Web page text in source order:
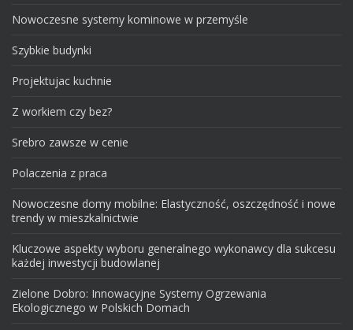
Nowoczesne systemy kominowe w przemyśle
Szybkie budynki
Projektujac kuchnie
Z workiem czy bez?
Srebro zawsze w cenie
Polaczenia z praca
Nowoczesne domy mobilne: Elastyczność, oszczędność i nowe
trendy w mieszkalnictwie
Kluczowe aspekty wyboru generalnego wykonawcy dla sukcesu
każdej inwestycji budowlanej
Zielone Dobro: Innowacyjne Systemy Ogrzewania
Ekologicznego w Polskich Domach